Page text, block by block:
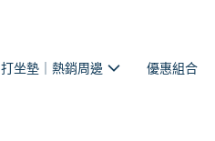
打坐墊｜熱銷周邊 優惠組合